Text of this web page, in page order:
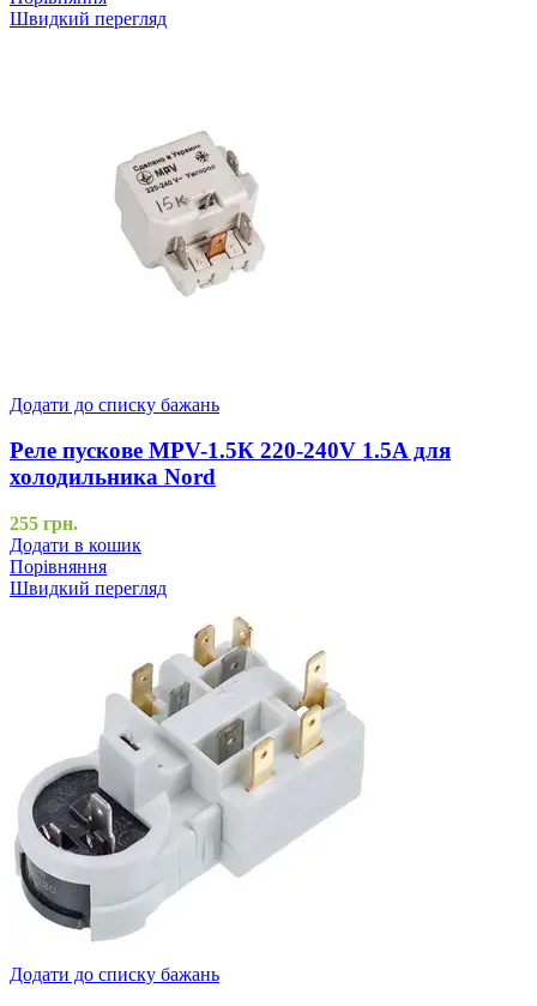
Швидкий перегляд
Додати до списку бажань
Реле пускове MPV-1.5К 220-240V 1.5A для
холодильника Nord
255 грн.
Додати в кошик
Порівняння
Швидкий перегляд
Додати до списку бажань